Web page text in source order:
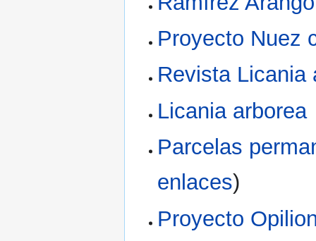
Proyecto Nuez
Revista Licania
Licania arborea
Parcelas
enlaces)
Proyecto